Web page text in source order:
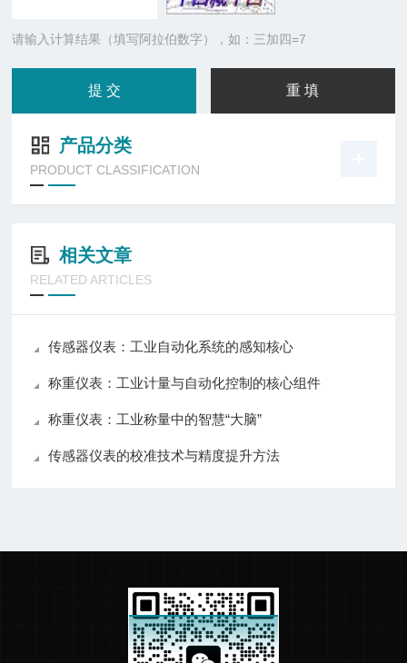
请输入计算结果（填写阿拉伯数字），如：三加四=7
产品分类
PRODUCT CLASSIFICATION
相关文章
RELATED ARTICLES
传感器仪表：工业自动化系统的感知核心
称重仪表：工业计量与自动化控制的核心组件
称重仪表：工业称量中的智慧“大脑”
传感器仪表的校准技术与精度提升方法